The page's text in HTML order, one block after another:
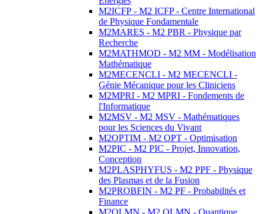
M2ICFP - M2 ICFP - Centre International
de Physique Fondamentale
M2MARES - M2 PBR - Physique par
Recherche
M2MATHMOD - M2 MM - Modélisation
Mathématique
M2MECENCLI - M2 MECENCLI -
Génie Mécanique pour les Cliniciens
M2MPRI - M2 MPRI - Fondements de
l'Informatique
M2MSV - M2 MSV - Mathématiques
pour les Sciences du Vivant
M2OPTIM - M2 OPT - Optimisation
M2PIC - M2 PIC - Projet, Innovation,
Conception
M2PLASPHYFUS - M2 PPF - Physique
des Plasmas et de la Fusion
M2PROBFIN - M2 PF - Probabilités et
Finance
M2QLMN - M2 QLMN - Quantique,